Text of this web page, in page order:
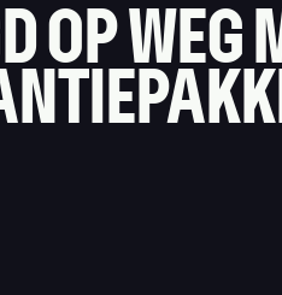
OP WEG